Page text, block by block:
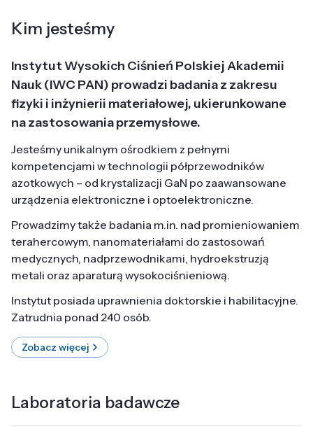
Kim jesteśmy
Instytut Wysokich Ciśnień Polskiej Akademii
Nauk (IWC PAN) prowadzi badania z zakresu
fizyki i inżynierii materiałowej, ukierunkowane
na zastosowania przemysłowe.
Jesteśmy unikalnym ośrodkiem z pełnymi
kompetencjami w technologii półprzewodników
azotkowych – od krystalizacji GaN po zaawansowane
urządzenia elektroniczne i optoelektroniczne.
Prowadzimy także badania m.in. nad promieniowaniem
terahercowym, nanomateriałami do zastosowań
medycznych, nadprzewodnikami, hydroekstruzją
metali oraz aparaturą wysokociśnieniową.
Instytut posiada uprawnienia doktorskie i habilitacyjne.
Zatrudnia ponad 240 osób.
Zobacz więcej
Laboratoria badawcze